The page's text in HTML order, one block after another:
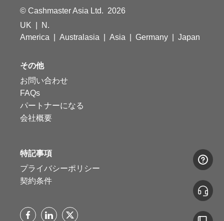
© Cashmaster Asia Ltd. 2026
UK
N.
America
Australasia Asia Germany Japan
その他
お問い合わせ
FAQs
パートナーになる
会社概要
特記事項
プライバシーポリシー
契約条件